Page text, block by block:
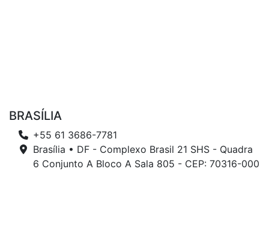
BRASÍLIA
+55 61 3686-7781
Brasília • DF - Complexo Brasil 21 SHS - Quadra
6 Conjunto A Bloco A Sala 805 - CEP: 70316-000